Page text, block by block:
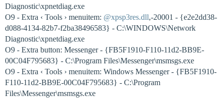
Diagnostic\xpnetdiag.exe
O9 - Extra ‹ Tools › menuitem: @xpsp3res.dll,-20001 - {e2e2dd38-
d088-4134-82b7-f2ba38496583} - C:\WINDOWS\Network
Diagnostic\xpnetdiag.exe
O9 - Extra button: Messenger - {FB5F1910-F110-11d2-BB9E-
00C04F795683} - C:\Program Files\Messenger\msmsgs.exe
O9 - Extra ‹ Tools › menuitem: Windows Messenger - {FB5F1910-
F110-11d2-BB9E-00C04F795683} - C:\Program
Files\Messenger\msmsgs.exe